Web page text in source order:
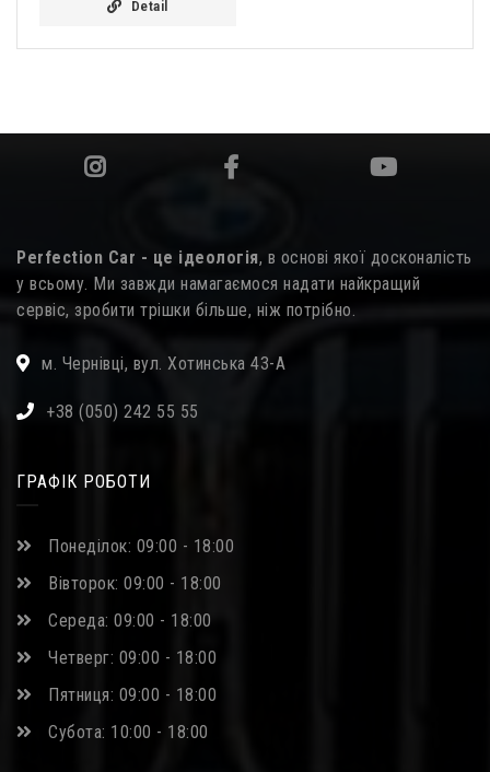
Detail
Perfection Car - це ідеологія, в основі якої досконалість
у всьому. Ми завжди намагаємося надати найкращий
сервіс, зробити трішки більше, ніж потрібно.
м. Чернівці, вул. Хотинська 43-А
+38 (050) 242 55 55
ГРАФІК РОБОТИ
Понеділок: 09:00 - 18:00
Вівторок: 09:00 - 18:00
Середа: 09:00 - 18:00
Четверг: 09:00 - 18:00
Пятниця: 09:00 - 18:00
Субота: 10:00 - 18:00